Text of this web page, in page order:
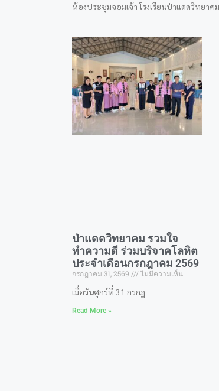
ห้องประชุมจอมเจ้า โรงเรียนป่าแดดวิทยาคม
ป่าแดดวิทยาคม รวมใจ
ทำความดี ร่วมบริจาคโลหิต
ประจำเดือนกรกฎาคม 2569
กรกฎาคม 31, 2569 ไม่มีความเห็น
​เมื่อวันศุกร์ที่ 31 กรกฎ
Read More »